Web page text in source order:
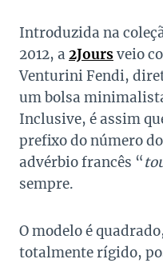
Introduzida na
2012, a 2Joursveio
Venturini Fendi,
um bolsa
Inclusive, é assim
prefixo do número
advérbio francês “
sempre.
O modelo é
totalmente rígido,